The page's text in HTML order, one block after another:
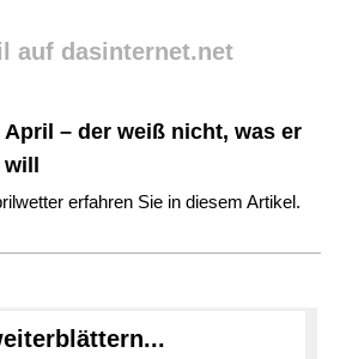
auf dasinternet.net
April – der weiß nicht, was er
will
erfahren Sie in diesem Artikel.